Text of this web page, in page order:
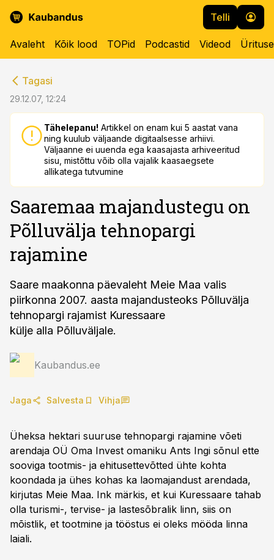
Telli
Avaleht Kõik lood TOPid Podcastid Videod
Tagasi
29.12.07, 12:24
Tähelepanu! Artikkel on enam kui 5 aastat vana
ning kuulub väljaande digitaalsesse arhiivi.
Väljaanne ei uuenda ega kaasajasta arhiveeritud
sisu, mistõttu võib olla vajalik kaasaegsete
allikatega tutvumine
Saaremaa majandustegu on
Põlluvälja tehnopargi
rajamine
Saare maakonna päevaleht Meie Maa valis
piirkonna 2007. aasta majandusteoks Põlluvälja
tehnopargi rajamist Kuressaare
külje alla Põlluväljale.
Kaubandus.ee
Jaga Salvesta Vihja
Üheksa hektari suuruse tehnopargi rajamine võeti
arendaja OÜ Oma Invest omaniku Ants Ingi sõnul ette
sooviga tootmis- ja ehitusettevõtted ühte kohta
koondada ja ühes kohas ka laomajandust arendada,
kirjutas Meie Maa. Ink märkis, et kui Kuressaare tahab
olla turismi-, tervise- ja lastesõbralik linn, siis on
mõistlik, et tootmine ja tööstus ei oleks mööda linna
laiali.